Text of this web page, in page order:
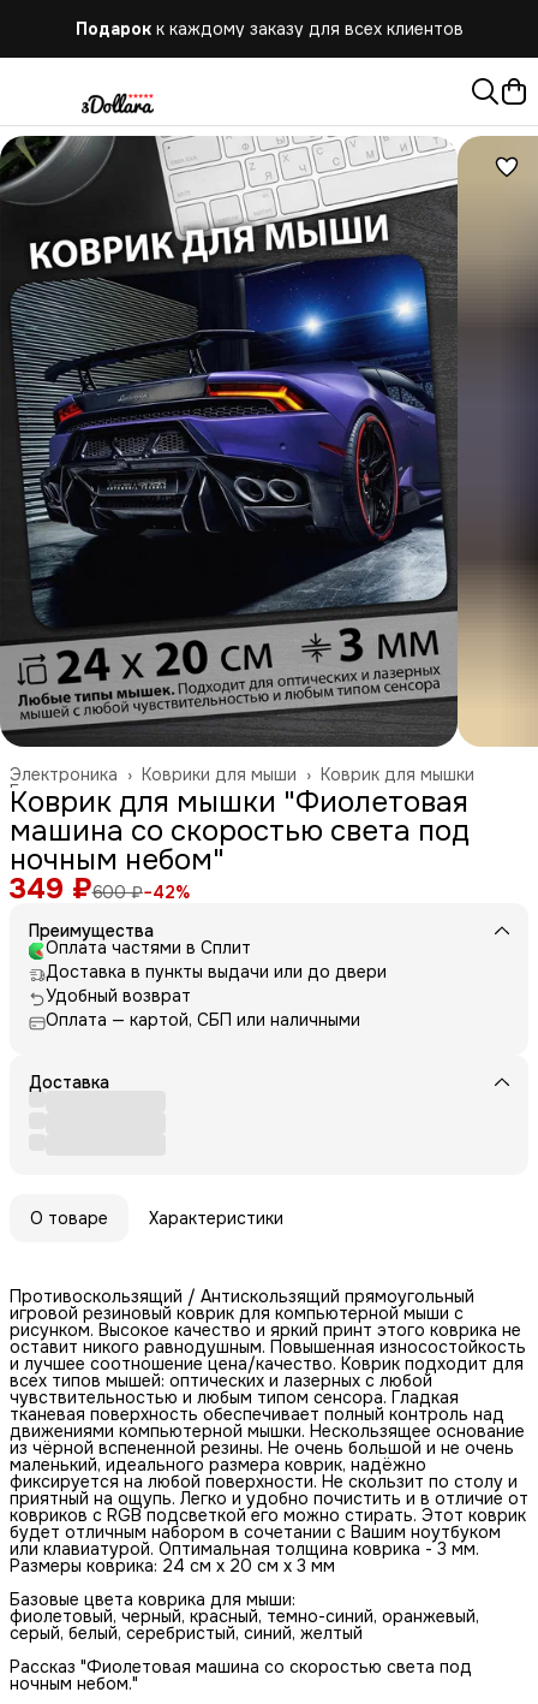
Бесплатная доставка при заказе от 10.000 руб.
Коврик для мышки
Коврики для мыши ›
Электроника ›
Главная
Коврик для мышки "Фиолетовая
машина со скоростью света под
ночным небом"
349 ₽600 ₽−42%
Преимущества
Оплата частями в Сплит
Доставка в пункты выдачи или до двери
Удобный возврат
Оплата — картой, СБП или наличными
Доставка
О товаре Характеристики
Противоскользящий / Антискользящий прямоугольный
игровой резиновый коврик для компьютерной мыши с
рисунком. Высокое качество и яркий принт этого коврика не
оставит никого равнодушным. Повышенная износостойкость
и лучшее соотношение цена/качество. Коврик подходит для
всех типов мышей: оптических и лазерных с любой
чувствительностью и любым типом сенсора. Гладкая
тканевая поверхность обеспечивает полный контроль над
движениями компьютерной мышки. Нескользящее основание
из чёрной вспененной резины. Не очень большой и не очень
маленький, идеального размера коврик, надёжно
фиксируется на любой поверхности. Не скользит по столу и
приятный на ощупь. Легко и удобно почистить и в отличие от
ковриков с RGB подсветкой его можно стирать. Этот коврик
будет отличным набором в сочетании с Вашим ноутбуком
или клавиатурой. Оптимальная толщина коврика - 3 мм.
Размеры коврика: 24 см x 20 см x 3 мм
Базовые цвета коврика для мыши:
фиолетовый, черный, красный, темно-синий, оранжевый,
серый, белый, серебристый, синий, желтый
Рассказ "Фиолетовая машина со скоростью света под
ночным небом."